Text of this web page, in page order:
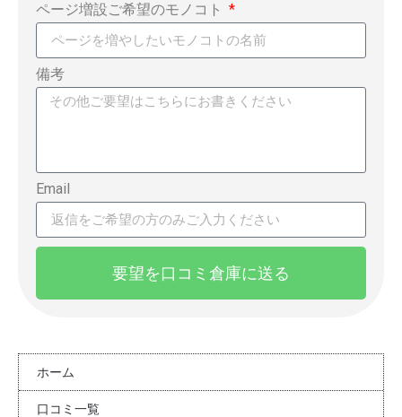
ページ増設ご希望のモノコト
備考
Email
要望を口コミ倉庫に送る
ホーム
口コミ一覧